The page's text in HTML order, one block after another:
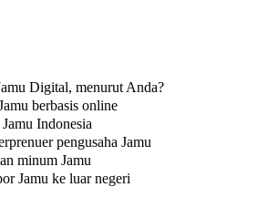
Digital, menurut Anda?
berbasis online
Indonesia
pengusaha Jamu
minum Jamu
Jamu ke luar negeri